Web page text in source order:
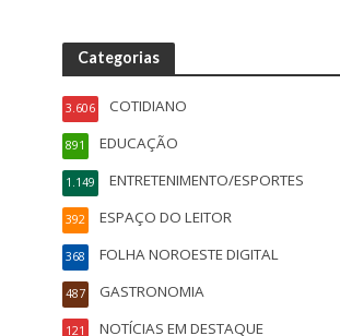
Categorias
COTIDIANO
3.606
EDUCAÇÃO
891
ENTRETENIMENTO/ESPORTES
1.149
ESPAÇO DO LEITOR
392
FOLHA NOROESTE DIGITAL
368
GASTRONOMIA
487
NOTÍCIAS EM DESTAQUE
121